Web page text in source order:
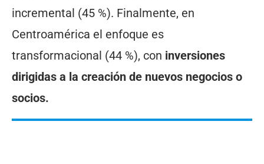
incremental (45 %). Finalmente, en
Centroamérica el enfoque es
transformacional (44 %), con inversiones
dirigidas a la creación de nuevos negocios o
socios.